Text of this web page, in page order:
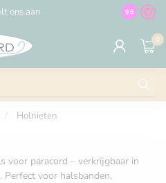
ons aan 100% de
9.5
0
Holnieten
voor paracord – verkrijgbaar in
Perfect voor halsbanden,